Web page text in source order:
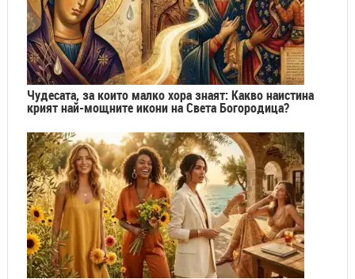
Чудесата, за които малко хора знаят: Какво наистина
крият най-мощните икони на Света Богородица?